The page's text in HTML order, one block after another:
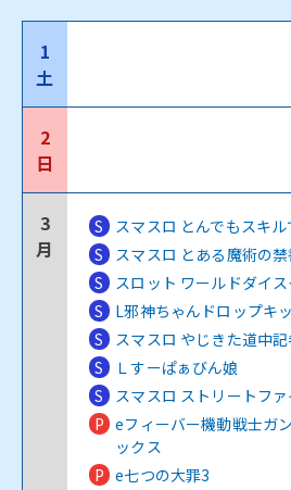
1
土
2
日
3
月
S
スマスロ とんでもスキ
S
スマスロ とある魔術の
S
スロット ワールドダイス
S
L邪神ちゃんドロップキ
S
スマスロ やじきた道中記
S
Ｌすーぱぁびん娘
S
スマスロ ストリートフ
P eフィーバー機動戦士ガ
ックス
P e七つの大罪3